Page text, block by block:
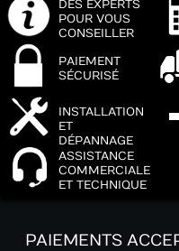
DES EXPERTS
POUR VOUS
CONSEILLER
PAIEMENT
SÉCURISÉ
INSTALLATION
ET
DÉPANNAGE
ASSISTANCE
COMMERCIALE
ET TECHNIQUE
PAIEMENTS